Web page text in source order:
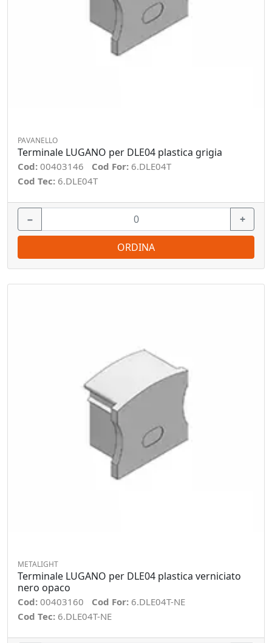
PAVANELLO
Terminale LUGANO per DLE04 plastica grigia
Cod: 00403146 Cod For: 6.DLE04T
Cod Tec: 6.DLE04T
− +
ORDINA
METALIGHT
Terminale LUGANO per DLE04 plastica verniciato
nero opaco
Cod: 00403160 Cod For: 6.DLE04T-NE
Cod Tec: 6.DLE04T-NE